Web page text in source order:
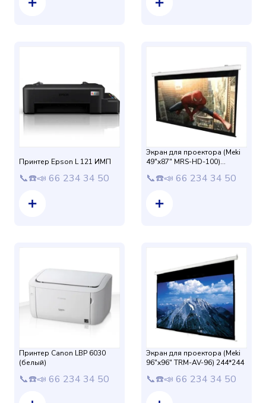
Принтер Epson L 121 ИМП
📞☎️📣 66 234 34 50
Экран для проектора (Meki
49"x87" MRS-HD-100)
размер 124см*221см
📞☎️📣 66 234 34 50
Принтер Canon LBP 6030
(белый)
📞☎️📣 66 234 34 50
Экран для проектора (Meki
96"x96" TRM-AV-96) 244*244
📞☎️📣 66 234 34 50